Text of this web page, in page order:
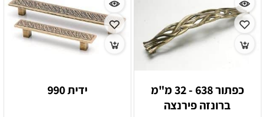
כפתור 638 - 32 מ"מ
ברונזה פירנצה
ידית 990